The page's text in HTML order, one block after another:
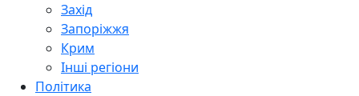
Захід
Запоріжжя
Крим
Інші регіони
Політика